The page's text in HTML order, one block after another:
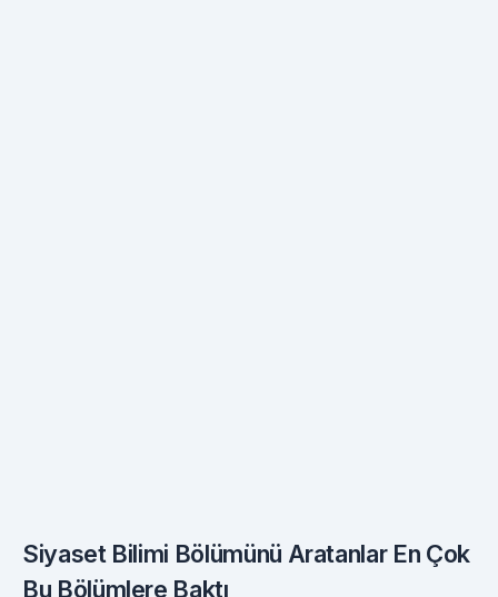
Siyaset Bilimi Bölümünü Aratanlar En Çok
Bu Bölümlere Baktı